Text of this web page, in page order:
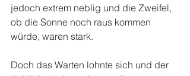
jedoch extrem neblig und die Zweifel,
ob die Sonne noch raus kommen
würde, waren stark.
Doch das Warten lohnte sich und der